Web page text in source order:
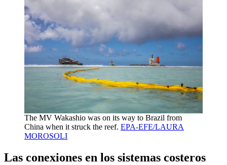
The MV Wakashio was on its way to Brazil from
China when it struck the reef. EPA-EFE/LAURA
MOROSOLI
Las conexiones en los sistemas costeros